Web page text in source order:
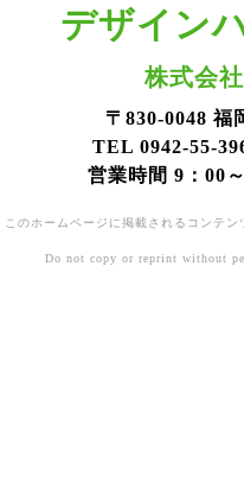
デザイン
株式会
〒830-0048 福
TEL 0942-55-
営業時間 9：00
このホームページに掲載されるコンテ
Do not copy or reprint without